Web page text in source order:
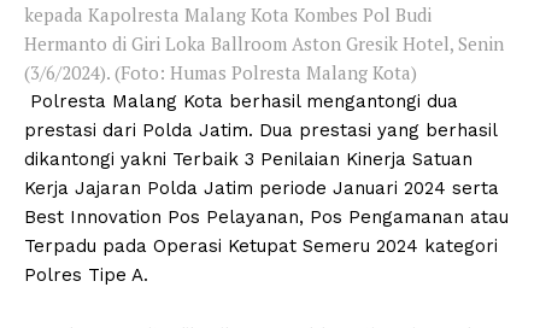
kepada Kapolresta Malang Kota Kombes Pol Budi
Hermanto di Giri Loka Ballroom Aston Gresik Hotel, Senin
(3/6/2024). (Foto: Humas Polresta Malang Kota)
Polresta Malang Kota berhasil mengantongi dua
prestasi dari Polda Jatim. Dua prestasi yang berhasil
dikantongi yakni Terbaik 3 Penilaian Kinerja Satuan
Kerja Jajaran Polda Jatim periode Januari 2024 serta
Best Innovation Pos Pelayanan, Pos Pengamanan atau
Terpadu pada Operasi Ketupat Semeru 2024 kategori
Polres Tipe A.